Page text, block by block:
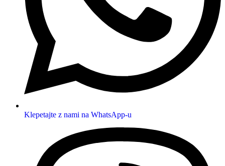
Klepetajte z nami na WhatsApp-u